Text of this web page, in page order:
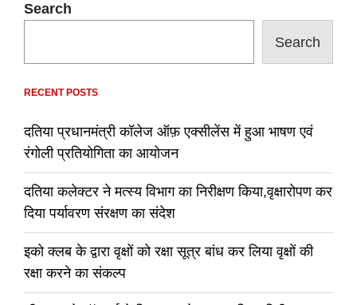
Search
Search
RECENT POSTS
दतिया प्रधानमंत्री कॉलेज ऑफ़ एक्सीलेंस में हुआ भाषण एवं
रंगोली प्रतियोगिता का आयोजन
दतिया कलेक्टर ने मत्स्य विभाग का निरीक्षण किया,वृक्षारोपण कर
दिया पर्यावरण संरक्षण का संदेश
इको क्लब के द्वारा वृक्षों को रक्षा सूत्र बांध कर लिया वृक्षों की
रक्षा करने का संकल्प